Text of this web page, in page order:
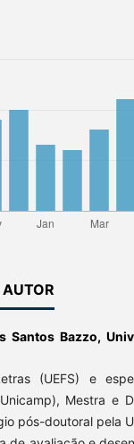
Santos Bazzo,
(UEFS) e
Mestra e
pós-doutoral pela